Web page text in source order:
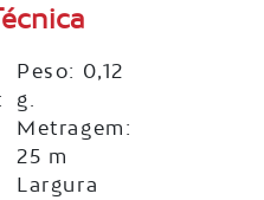
Peso: 0,12
g.
Metragem:
25 m
Largura